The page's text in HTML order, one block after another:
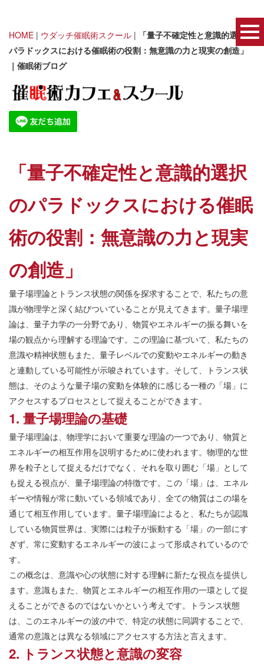
HOME | ウダッチ催眠術スクール |
「量子不確定性と意識的選択の
パラドックスにおける催眠術の役割：無意識の力と現実の創造」
｜催眠術ブログ
「量子不確定性と意識的選択
のパラドックスにおける催眠
術の役割：無意識の力と現実
の創造」
量子場理論とトランス状態の関係を探求することで、私たちの意
識が物理学と深く結びついていることが見えてきます。量子場理
論は、量子力学の一分野であり、物質やエネルギーの振る舞いを
場の観点から理解する理論です。この理論に基づいて、私たちの
意識や精神状態もまた、量子レベルでの変動やエネルギーの動き
と連動している可能性が示唆されています。そして、トランス状
態は、そのような量子場の変動を体験的に感じる一種の「場」に
アクセスするプロセスとして捉えることができます。
1. 量子場理論の基礎
量子場理論は、物理学において重要な理論の一つであり、物質と
エネルギーの相互作用を説明するために使われます。物理的な世
界を粒子として捉えるだけでなく、それを取り囲む「場」として
も捉える視点が、量子場理論の特徴です。この「場」は、エネル
ギーや情報が常に動いている領域であり、全ての物質はこの場を
通じて相互作用しています。量子場理論によると、私たちが認識
している物質世界は、実際には粒子が振動する「場」の一部にす
ぎず、常に変動するエネルギーの波によって形成されているので
す。
この概念は、意識や心の状態に対する理解に新たな視点を提供し
ます。意識もまた、物質とエネルギーの相互作用の一環として捉
えることができるのではないかという考えです。トランス状態
は、このエネルギーの波の中で、特定の状態に同調することで、
通常の意識とは異なる領域にアクセスする方法と言えます。
2. トランス状態と意識の変容